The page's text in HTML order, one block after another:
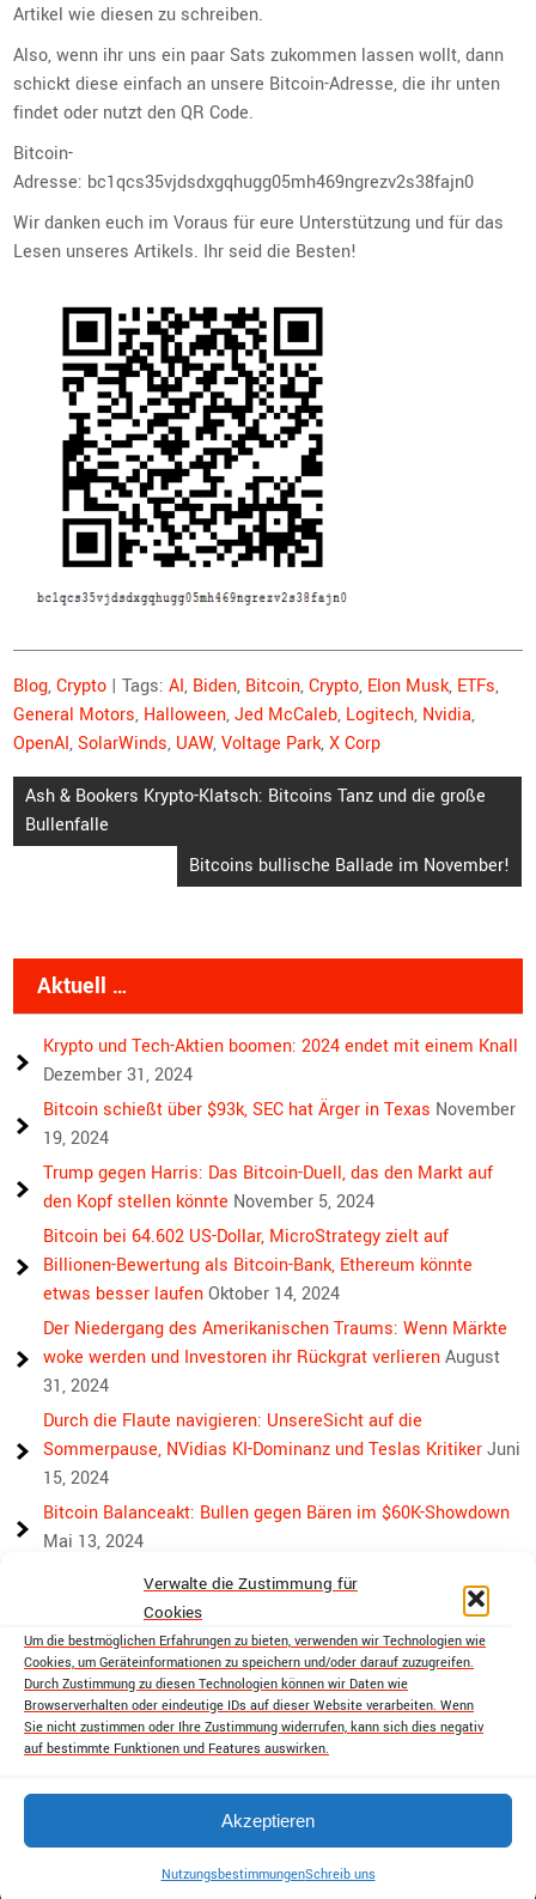
Verwalte die Zustimmung für
Cookies
Um die bestmöglichen Erfahrungen zu bieten, verwenden wir Technologien wie
Cookies, um Geräteinformationen zu speichern und/oder darauf zuzugreifen.
Durch Zustimmung zu diesen Technologien können wir Daten wie
Browserverhalten oder eindeutige IDs auf dieser Website verarbeiten. Wenn
Sie nicht zustimmen oder Ihre Zustimmung widerrufen, kann sich dies negativ
auf bestimmte Funktionen und Features auswirken.
Akzeptieren
NutzungsbestimmungenSchreib uns
Artikel wie diesen zu schreiben.
Also, wenn ihr uns ein paar Sats zukommen lassen wollt, dann
schickt diese einfach an unsere Bitcoin-Adresse, die ihr unten
findet oder nutzt den QR Code.
Bitcoin-
Adresse: bc1qcs35vjdsdxgqhugg05mh469ngrezv2s38fajn0
Wir danken euch im Voraus für eure Unterstützung und für das
Lesen unseres Artikels. Ihr seid die Besten!
Blog,Crypto | Tags:AI, Biden, Bitcoin,Crypto, Elon Musk, ETFs,
General Motors, Halloween,Jed McCaleb, Logitech, Nvidia,
OpenAI,SolarWinds, UAW,Voltage Park,X Corp
Beitragsnavigation
Ash & Bookers Krypto-Klatsch: Bitcoins Tanz und die große
Bullenfalle
Bitcoins bullische Ballade im November!
Aktuell …
Krypto und Tech-Aktien boomen: 2024 endet mit einem Knall
Dezember 31, 2024
Bitcoin schießt über $93k, SEC hat Ärger in Texas November
19, 2024
Trump gegen Harris: Das Bitcoin-Duell, das den Markt auf
den Kopf stellen könnte November 5, 2024
Bitcoin bei 64.602 US-Dollar, MicroStrategy zielt auf
Billionen-Bewertung als Bitcoin-Bank, Ethereum könnte
etwas besser laufen Oktober 14, 2024
Der Niedergang des Amerikanischen Traums: Wenn Märkte
woke werden und Investoren ihr Rückgrat verlieren August
31, 2024
Durch die Flaute navigieren: UnsereSicht auf die
Sommerpause, NVidias KI-Dominanz und Teslas Kritiker Juni
15, 2024
Bitcoin Balanceakt: Bullen gegen Bären im $60K-Showdown
Mai 13, 2024
Bullen, Bären und Bitcoin: Wieder eine Achterbahnwoche
April 29, 2024
Über die Rivalität hinaus: Der Weg von Bitcoin und Ethereum
zur Krypto-EinheitApril 18, 2024
Markttumult: Bitcoins holprige Fahrt, Golds sicherer Hafen
und AktienmarktsorgenApril 13, 2024
cryptobutthead.com 2026 . Powered by WordPress